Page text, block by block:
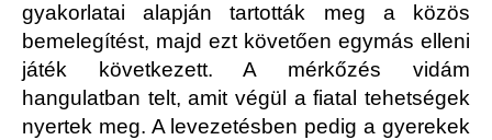
gyakorlatai alapján tartották meg a közös
bemelegítést, majd ezt követően egymás elleni
játék következett. A mérkőzés vidám
hangulatban telt, amit végül a fiatal tehetségek
nyertek meg. A levezetésben pedig a gyerekek